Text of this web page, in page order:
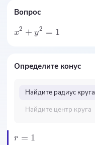
Вопрос
x2 + y2 = 1
Определите конус
Найдите радиус круга
Найдите центр круга
r = 1